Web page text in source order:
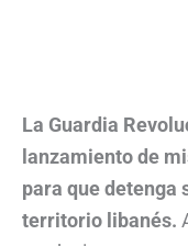
La Guardia
lanzamiento de
para que detenga
territorio libanés.